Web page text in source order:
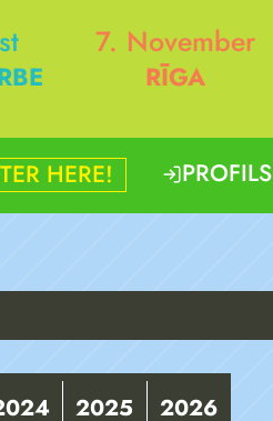
7. November
RĪGA
HERE! PROFILS
2025 2026